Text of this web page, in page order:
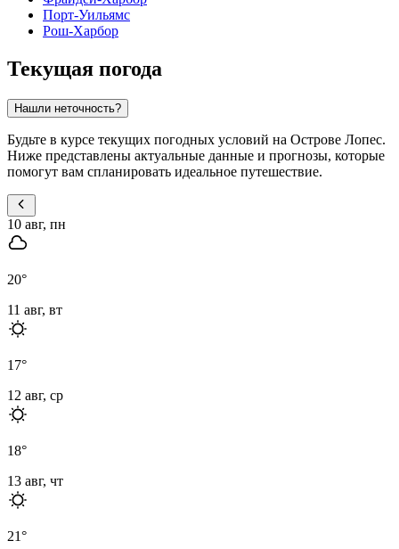
Порт-Уильямс
Рош-Харбор
Текущая погода
Нашли неточность?
Будьте в курсе текущих погодных условий на Острове Лопес.
Ниже представлены актуальные данные и прогнозы, которые
помогут вам спланировать идеальное путешествие.
10 авг, пн
20°
11 авг, вт
17°
12 авг, ср
18°
13 авг, чт
21°